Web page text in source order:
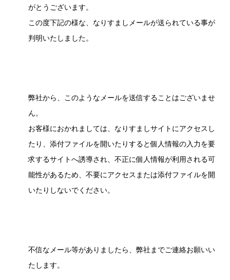
がとうございます。
この度下記の様な、なりすましメールが送られている事が
判明いたしました。
弊社から、このようなメールを送信することはございませ
ん。
お客様におかれましては、なりすましサイトにアクセスし
たり、添付ファイルを開いたりすると個人情報の入力を要
求するサイトへ誘導され、不正に個人情報が利用される可
能性があるため、不要にアクセスまたは添付ファイルを開
いたりしないでください。
不信なメール等がありましたら、弊社までご連絡お願いい
たします。